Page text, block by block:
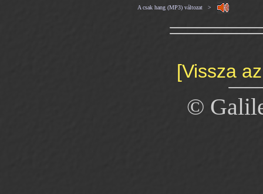
A csak hang (MP3) változat >
[Vissza
©